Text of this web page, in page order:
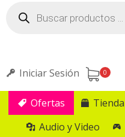
productos
Iniciar Sesión 0
Ofertas Tienda
Audio y Video